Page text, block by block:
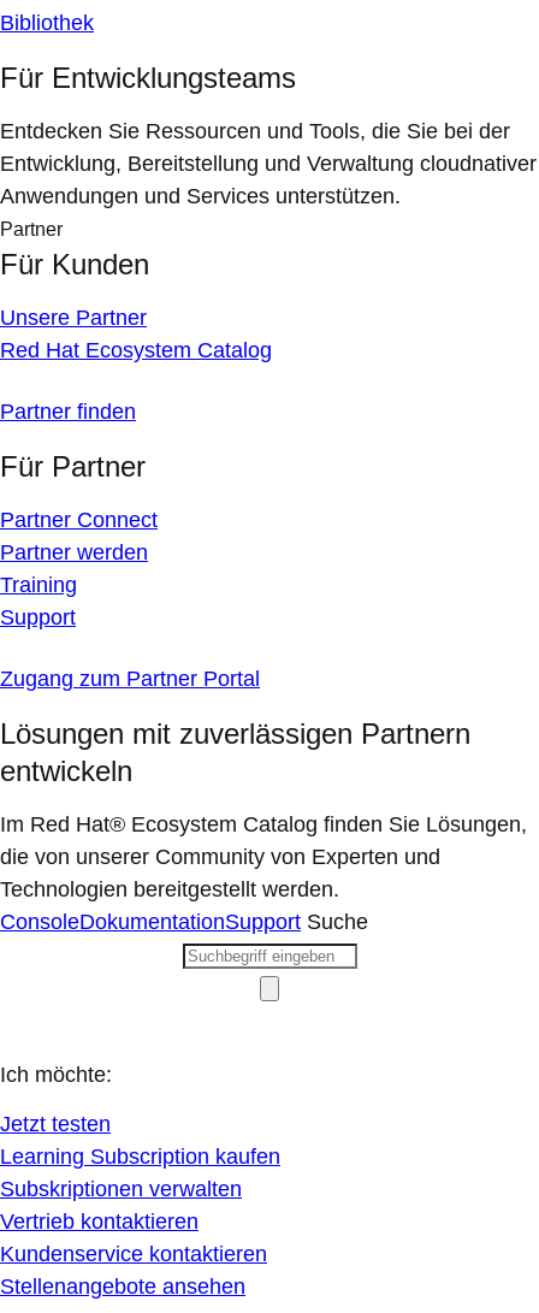
Bibliothek
Für Entwicklungsteams
Entdecken Sie Ressourcen und Tools, die Sie bei der
Entwicklung, Bereitstellung und Verwaltung cloudnativer
Anwendungen und Services unterstützen.
Partner
Für Kunden
Unsere Partner
Red Hat Ecosystem Catalog
Partner finden
Für Partner
Partner Connect
Partner werden
Training
Support
Zugang zum Partner Portal
Lösungen mit zuverlässigen Partnern
entwickeln
Im Red Hat® Ecosystem Catalog finden Sie Lösungen,
die von unserer Community von Experten und
Technologien bereitgestellt werden.
ConsoleDokumentationSupport Suche
Ich möchte:
Jetzt testen
Learning Subscription kaufen
Subskriptionen verwalten
Vertrieb kontaktieren
Kundenservice kontaktieren
Stellenangebote ansehen